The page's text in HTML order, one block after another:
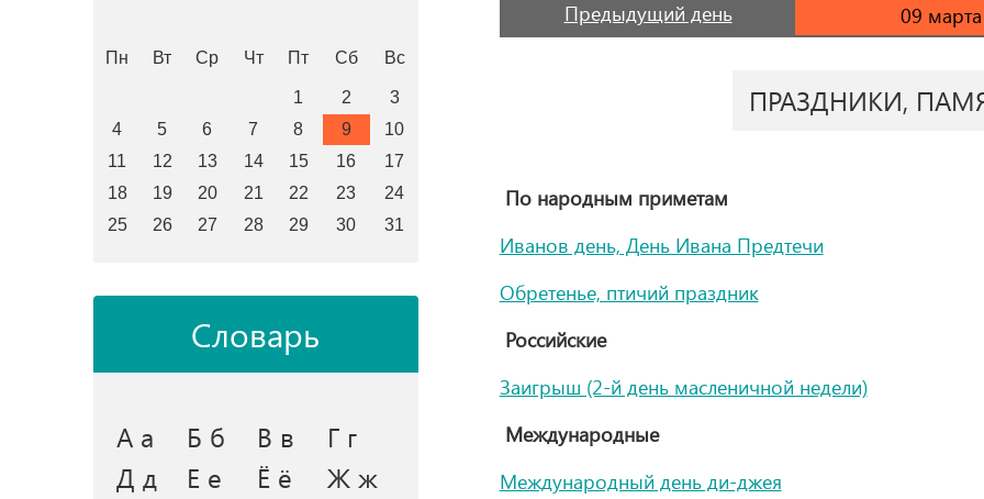
Пн Вт Ср Чт Пт Сб Вс
1 2
3
4
5 6 7 8 9
10
11
12 13 14 15 16
17
18
19 20 21 22 23
24
25
26 27 28 29 30 31
Словарь
А а Б б В в
Г г
Д д
Е е Ё ё
Ж ж
Предыдущий день
ПРАЗДНИКИ,
По народным приметам
Иванов день, День Ивана Предтечи
Обретенье, птичий праздник
Российские
Заигрыш (2-й день масленичной недели)
Международные
Международный день ди-джея